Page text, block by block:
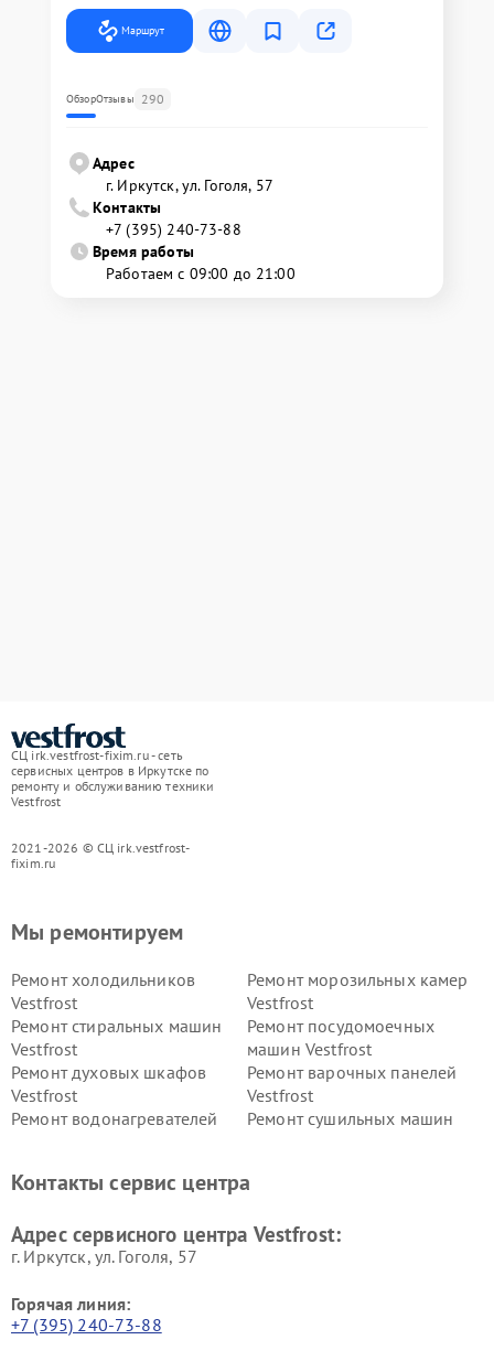
Маршрут
ОбзорОтзывы 290
Адрес
г. Иркутск, ул. ​Гоголя, 57
Контакты
+7 (395) 240-73-88
Время работы
Работаем с 09:00 до 21:00
СЦ irk.vestfrost-fixim.ru - сеть
сервисных центров в Иркутске по
ремонту и обслуживанию техники
Vestfrost
2021-2026 © СЦ irk.vestfrost-
fixim.ru
Мы ремонтируем
Ремонт холодильников
Vestfrost
Ремонт морозильных камер
Vestfrost
Ремонт стиральных машин
Vestfrost
Ремонт посудомоечных
машин Vestfrost
Ремонт духовых шкафов
Vestfrost
Ремонт варочных панелей
Vestfrost
Ремонт водонагревателей
Ремонт сушильных машин
Vestfrost
Контакты сервис центра
Адрес сервисного центра Vestfrost:
г. Иркутск, ул. ​Гоголя, 57
Горячая линия:
+7 (395) 240-73-88